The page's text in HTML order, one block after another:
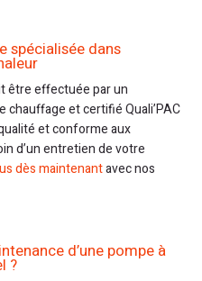
spécialisée dans
être effectuée par un
et certifié Quali’PAC
et conforme aux
d’un entretien de votre
dès maintenantavec nos
d’une pompe à
?